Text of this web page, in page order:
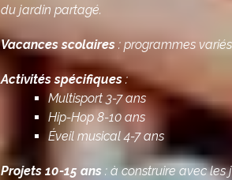
du jardin partagé.
Vacances scolaires : programmes
Activités spécifiques:
Multisport 3-7 ans
Hip-Hop 8-10 ans
Éveil musical 4-7 ans
Projets 10-15 ans : à construire avec les